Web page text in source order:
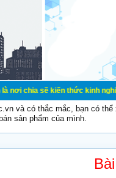
kiến thức kinh nghiệm
và có thắc mắc, bạn có
sản phẩm của mình.